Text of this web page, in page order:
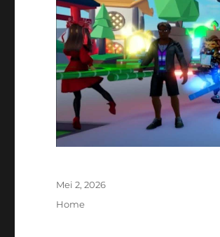
Posted
Mei 2, 2026
Categories
Home